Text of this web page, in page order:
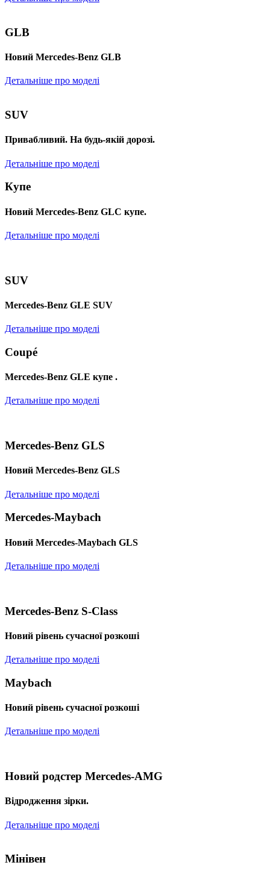
GLB
Новий Mercedes-Benz GLB
Детальніше про моделі
SUV
Привабливий. На будь-якій дорозі.
Детальніше про моделі
Купе
Новий Mercedes-Benz GLС купе.
Детальніше про моделі
SUV
Mercedes-Benz GLE SUV
Детальніше про моделі
Coupé
Mercedes-Benz GLE купе .
Детальніше про моделі
Mercedes-Benz GLS
Новий Mercedes-Benz GLS
Детальніше про моделі
Mercedes-Maybach
Новий Mercedes-Maybach GLS
Детальніше про моделі
Mercedes-Benz S-Class
Новий рівень сучасної розкоші
Детальніше про моделі
Maybach
Новий рівень сучасної розкоші
Детальніше про моделі
Новий родстер Mercedes-AMG
Відродження зірки.
Детальніше про моделі
Мінівен